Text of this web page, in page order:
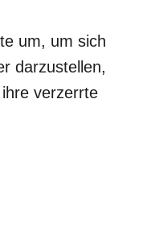
um, um sich
darzustellen,
verzerrte